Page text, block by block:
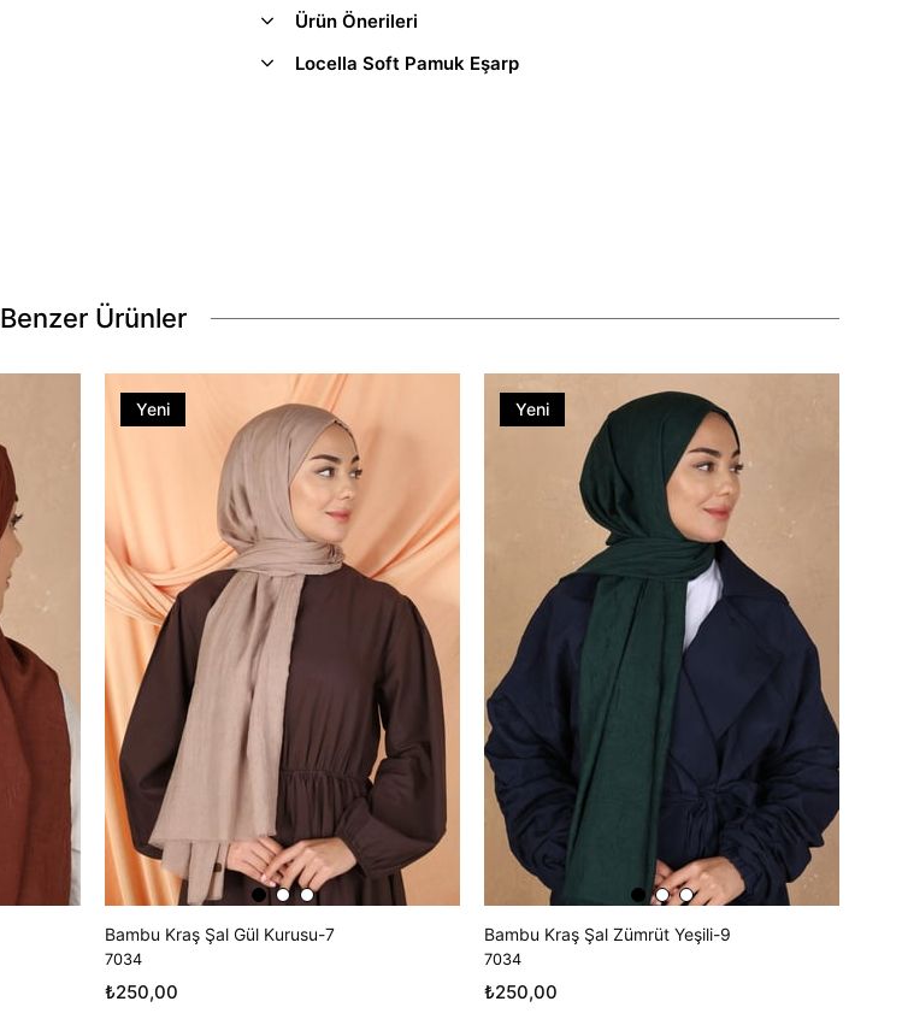
Ürün Önerileri
Locella Soft Pamuk Eşarp
Benzer Ürünler
Bambu Kraş Şal Gül Kurusu-7
7034
₺250,00
Yeni
Bambu Kraş Şal Zümrüt Yeşili-9
7034
₺250,00
Yeni